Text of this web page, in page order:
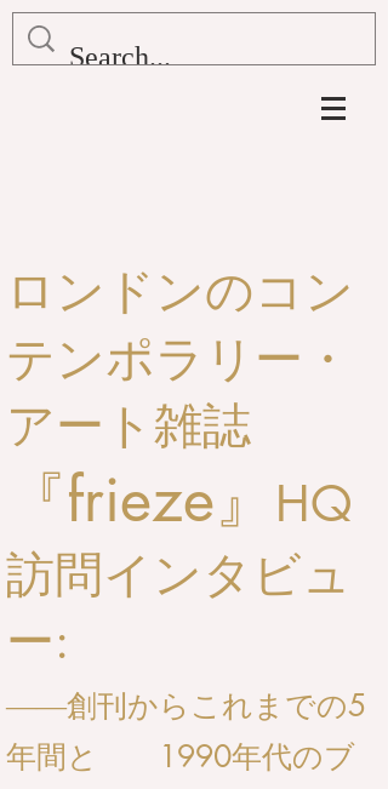
ロンドンのコン
テンポラリー・
アート雑誌
『frieze』
HQ
訪問インタビュ
ー:
——創刊からこれまでの5
年間と 1990年代のブ